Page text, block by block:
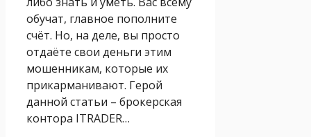
обучат, главное пополните
счёт. Но, на деле, вы просто
отдаёте свои деньги этим
мошенникам, которые их
прикарманивают. Герой
данной статьи – брокерская
контора ITRADER…